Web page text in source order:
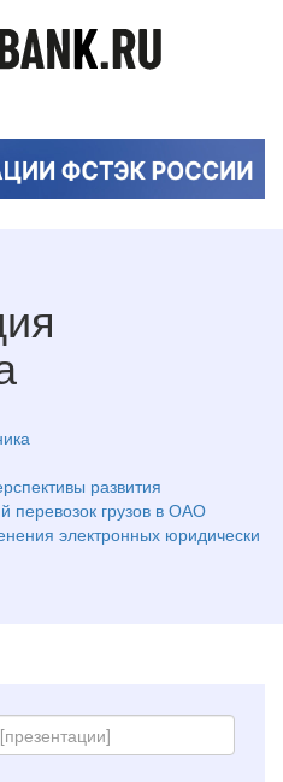
развития
перевозок грузов в ОАО
электронных юридически